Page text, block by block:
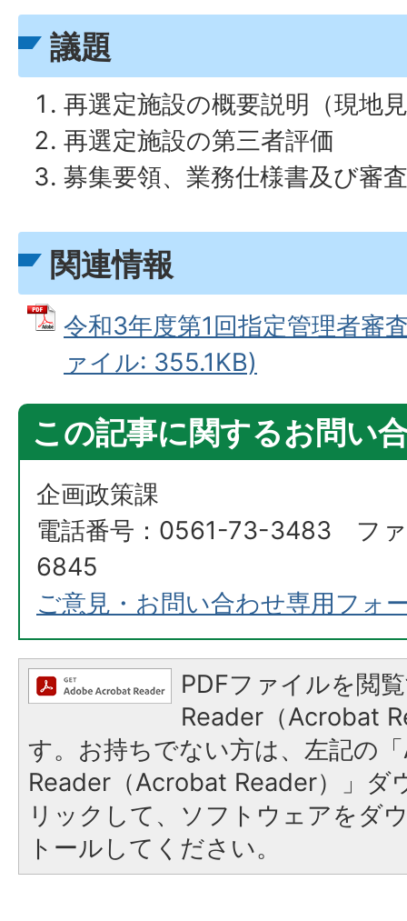
議題
再選定施設の概要説明（現地
再選定施設の第三者評価
募集要領、業務仕様書及び審
関連情報
令和3年度第1回指定管理者審
ァイル: 355.1KB)
この記事に関するお問い
企画政策課
電話番号：0561-73-3483 フ
6845
ご意見・お問い合わせ専用フォ
PDFファイルを閲
Reader（Acrobat
す。お持ちでない方は、左記の
Reader（Acrobat Reader）」ダ
リックして、ソフトウェアをダ
トールしてください。